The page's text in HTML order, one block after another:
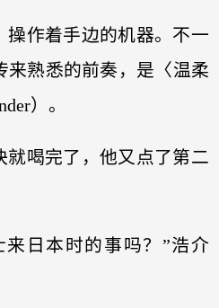
操作着手边的机器。不一
来熟悉的前奏，是〈温柔
）。
就喝完了，他又点了第二
来日本时的事吗？”浩介